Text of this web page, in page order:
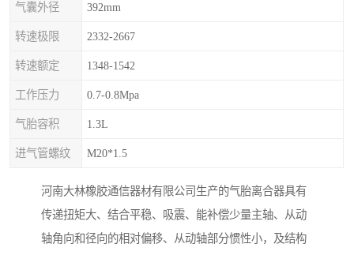
气囊外径 392mm
转速极限 2332-2667
转速额定 1348-1542
工作压力 0.7-0.8Mpa
气胎容积 1.3L
进气管螺纹 M20*1.5
河南大林橡胶通信器材有限公司生产的气胎离合器具有
传递扭矩大、结合平稳、吸震、能补偿少量主轴、从动
轴角向和径向的相对偏移、从动轴部分惯性小，及结构